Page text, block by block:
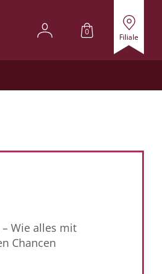
0
Filiale
Wie alles mit
Chancen